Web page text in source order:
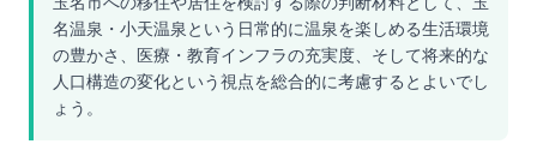
名温泉・小天温泉という日常的に温泉を楽しめる生活環境
の豊かさ、医療・教育インフラの充実度、そして将来的な
人口構造の変化という視点を総合的に考慮するとよいでし
ょう。